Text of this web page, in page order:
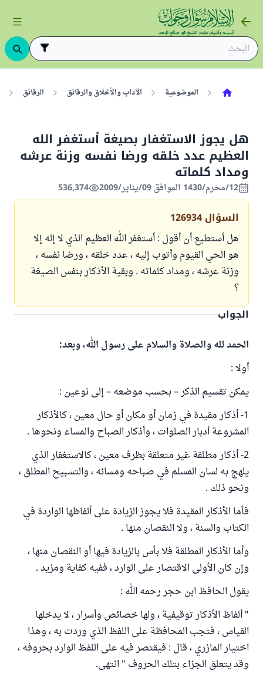
الموضوعية الآداب والأخلاق والرقائق الرقائق
هل يجوز الاستغفار بصيغة أستغفر الله
العظيم عدد خلقه ورضا نفسه وزنة عرشه
ومداد كلماته
12/محرم/1430 الموافق 09/يناير/2009 536,374
السؤال 126934
هل أستطيع أن أقول : أستغفر الله العظيم الذي لا إله إلا
هو الحي القيوم وأتوب إليه ، عدد خلقه ، ورضا نفسه ،
وزنة عرشه ، ومداد كلماته . وبقية الأذكار بنفس الصيغة
؟
الجواب
الحمد لله والصلاة والسلام على رسول الله، وبعد:
أولا :
يمكن تقسيم الذكر – بحسب موضعه – إلى نوعين :
1- أذكار مقيدة في زمان أو مكان أو حال معين ، كالأذكار
المشروعة أدبار الصلوات ، وأذكار الصباح والمساء ونحوها .
2- أذكار مطلقة غير متعلقة بظرف معين ، كالاستغفار الذي
يلهج به لسان المسلم في صباحه ومسائه ، والتسبيح المطلق ،
ونحو ذلك .
فأما الأذكار المقيدة فلا يجوز الزيادة على ألفاظها الواردة في
الكتاب والسنة ، ولا النقصان منها .
وأما الأذكار المطلقة فلا بأس بالزيادة فيها أو النقصان منها ،
وإن كان الأولى الاقتصار على الوارد ، ففيه كفاية ومزيد .
يقول الحافظ ابن حجر رحمه الله :
" ألفاظ الأذكار توقيفية ، ولها خصائص وأسرار ، لا يدخلها
القياس ، فتجب المحافظة على اللفظ الذي وردت به ، وهذا
اختيار المازري ، قال : فيقتصر فيه على اللفظ الوارد بحروفه ،
وقد يتعلق الجزاء بتلك الحروف " انتهى.